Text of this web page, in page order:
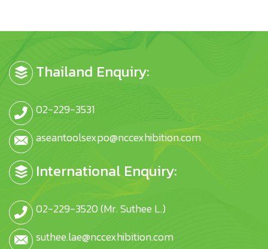
Thailand Enquiry:
02-229-3531
aseantoolsexpo@nccexhibition.com
International Enquiry:
02-229-3520 (Mr. Suthee L.)
suthee.lae@nccexhibition.com